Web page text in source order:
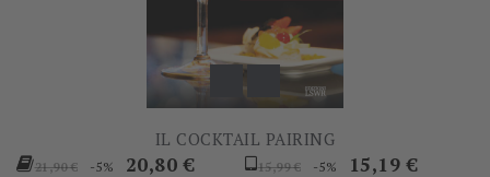
IL COCKTAIL PAIRING
Prezzo
21,90 € -5% Prezzo
20,80 €
Prezzo
15,99 € -5% Prezzo
15,19 €